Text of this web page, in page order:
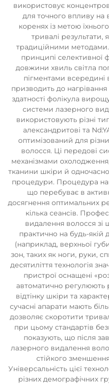
використовує
для точного впливу на
коренях із метою
тривалі результати,
традиційними методами.
принципі селективної
довжини хвиль світла
пігментами всередині
призводить до
здатності фолікула
системи лазерного
використовують різні
александритові та
оптимізований для
волосся. Ці передові
механізмами
тканини шкіри й
процедури. Процедура
що перебуває в
досягнення оптимальних
кілька сеансів.
видалення волосся
практично на будь-якій
(наприклад, верхньої
зон, таких як ноги, руки,
десятиліття технологія
пристрої оснащені
автоматично регулюють
відтінку шкіри та
сучасні апарати мають
дозволяє скоротити
при цьому стандартів
показують, що після
лазерного видалення
стійкого
Універсальність цієї
різних демографічних